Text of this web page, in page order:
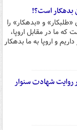
بدهکار است؟!
و «بدهکار» را
ما در مقابل اروپا،
و اروپا به ما بدهکار
روایت شهادت سنوار